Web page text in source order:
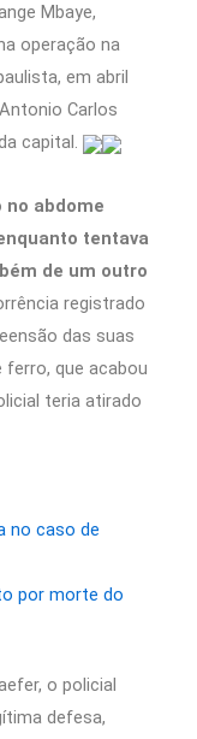
Mbaye,
operação na
em abril
Carlos
capital.
no abdome
tentava
de um outro
registrado
das suas
que acabou
teria atirado
no caso de
por morte do
o policial
defesa,